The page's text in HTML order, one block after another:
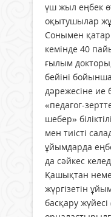
үш жыл еңбек
оқытушылар
Сонымен
кемінде 40
ғылым
бейіні
дәрежесіне ие
«педагог-
шебер»
мен тиісті
ұйымдарда
да сәйкес
Қашықтан
жүргізетін
басқару